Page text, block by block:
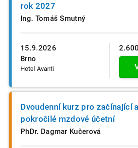
15.9.2026
Brno
Hotel Avanti
rok 2027
Ing. Tomáš Smutný
Dvoudenní kurz pro začínající
pokročilé mzdové účetní
PhDr. Dagmar Kučerová